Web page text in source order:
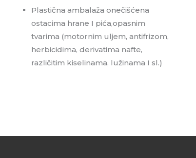
Plastična ambalaža onečišćena
ostacima hrane I pića,opasnim
tvarima (motornim uljem, antifrizom,
herbicidima, derivatima nafte,
različitim kiselinama, lužinama I sl.)